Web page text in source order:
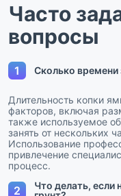
Часто
вопросы
1 Сколько времени
Длительность копки
факторов, включая
также используемое
занять от нескольких
Использование
привлечение
процесс.
2
Что делать, если